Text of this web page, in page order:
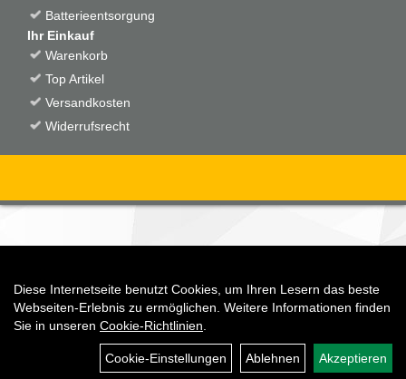
Batterieentsorgung
Ihr Einkauf
Warenkorb
Top Artikel
Versandkosten
Widerrufsrecht
Diese Internetseite benutzt Cookies, um Ihren Lesern das beste
Webseiten-Erlebnis zu ermöglichen. Weitere Informationen finden
Sie in unseren Cookie-Richtlinien
Cookie-Einstellungen Ablehnen Akzeptieren
Auftrag widerrufen